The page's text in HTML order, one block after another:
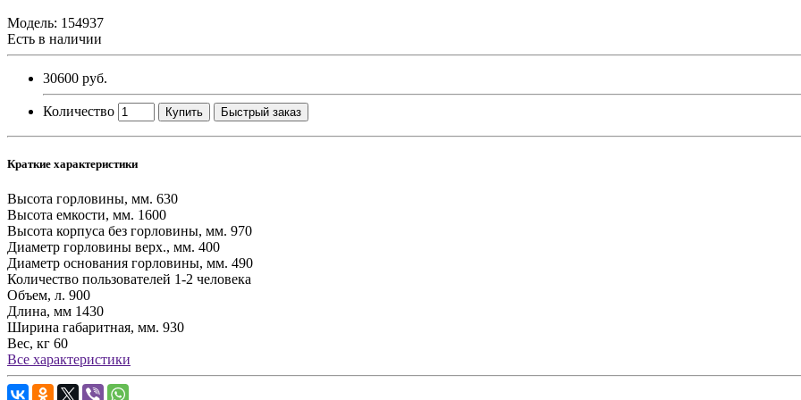
Модель: 154937
Есть в наличии
30600 руб.
Количество Купить Быстрый заказ
Краткие характеристики
Высота горловины, мм. 630
Высота емкости, мм. 1600
Высота корпуса без горловины, мм. 970
Диаметр горловины верх., мм. 400
Диаметр основания горловины, мм. 490
Количество пользователей 1-2 человека
Объем, л. 900
Длина, мм 1430
Ширина габаритная, мм. 930
Вес, кг 60
Все характеристики